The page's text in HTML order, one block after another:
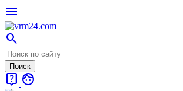
menu
search
live_help face